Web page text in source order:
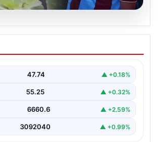
Mohamed Salah’ı İlk
Güldüren Tepkiler Sosyal
ilçesi Araklı’ya, dünya futbolunun en
47.74 ▲ +0.18%
55.25 ▲ +0.32%
6660.6 ▲ +2.59%
3092040 ▲ +0.99%